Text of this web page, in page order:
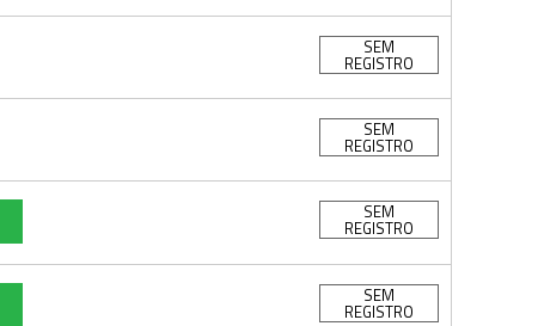
SEM
REGISTRO
SEM
REGISTRO
SEM
REGISTRO
SEM
REGISTRO